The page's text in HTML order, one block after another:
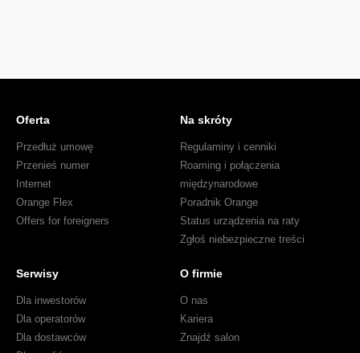
Oferta
Przedłuż umowę
Przenieś numer
Internet
Orange Flex
Offers for foreigners
Na skróty
Regulaminy i cenniki
Roaming i połączenia
międzynarodowe
Poradnik Orange
Status urządzenia na raty
Zgłoś niebezpieczne treści
Serwisy
Dla inwestorów
Dla operatorów
Dla dostawców
O firmie
O nas
Kariera
Znajdź salon